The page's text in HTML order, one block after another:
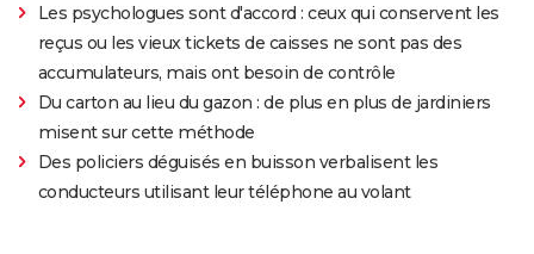
Les psychologues sont d'accord : ceux qui conservent les
reçus ou les vieux tickets de caisses ne sont pas des
accumulateurs, mais ont besoin de contrôle
Du carton au lieu du gazon : de plus en plus de jardiniers
misent sur cette méthode
Des policiers déguisés en buisson verbalisent les
conducteurs utilisant leur téléphone au volant